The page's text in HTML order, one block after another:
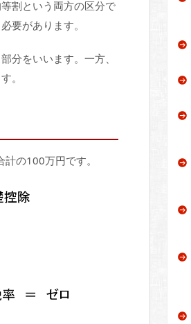
割という両方の区分で
要があります。
分をいいます。一方、
。
の100万円です。